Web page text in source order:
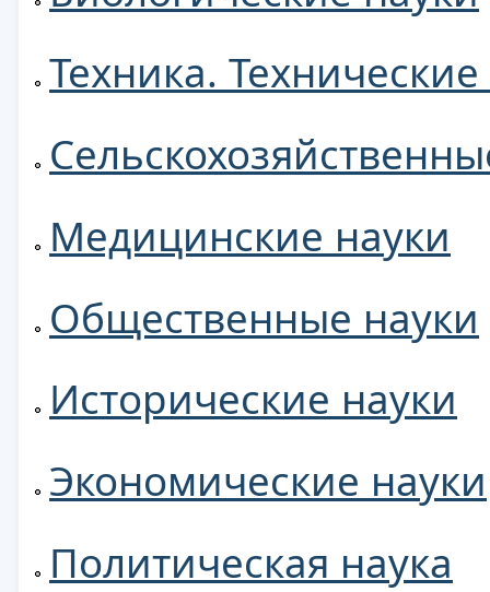
Техника.
Медицинские науки
Общественные науки
Исторические науки
Экономические науки
Политическая наука